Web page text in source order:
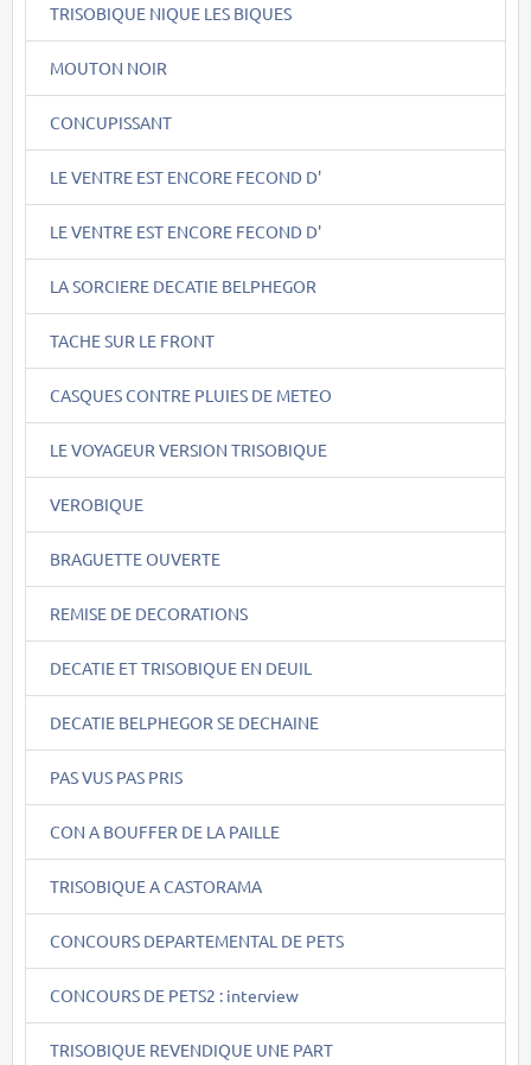
TRISOBIQUE NIQUE LES BIQUES
MOUTON NOIR
CONCUPISSANT
LE VENTRE EST ENCORE FECOND D'
LE VENTRE EST ENCORE FECOND D'
LA SORCIERE DECATIE BELPHEGOR
TACHE SUR LE FRONT
CASQUES CONTRE PLUIES DE METEO
LE VOYAGEUR VERSION TRISOBIQUE
VEROBIQUE
BRAGUETTE OUVERTE
REMISE DE DECORATIONS
DECATIE ET TRISOBIQUE EN DEUIL
DECATIE BELPHEGOR SE DECHAINE
PAS VUS PAS PRIS
CON A BOUFFER DE LA PAILLE
TRISOBIQUE A CASTORAMA
CONCOURS DEPARTEMENTAL DE PETS
CONCOURS DE PETS2 : interview
TRISOBIQUE REVENDIQUE UNE PART